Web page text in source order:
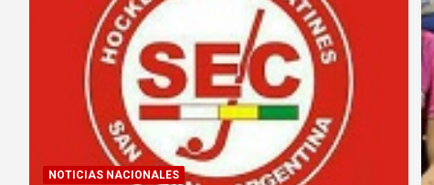
NOTICIAS NACIONALES